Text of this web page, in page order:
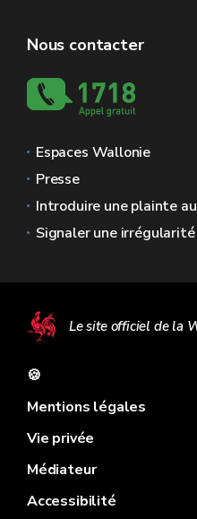
Nous contacter
Espaces Wallonie
Presse
Introduire une plainte
Signaler une irrégularité
Le site officiel de la
🍪
Mentions légales
Vie privée
Médiateur
Accessibilité